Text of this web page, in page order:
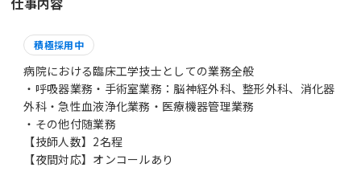
積極採用中
病院における臨床工学技士としての業務全般
・呼吸器業務・手術室業務：脳神経外科、整形外科、消化器
外科・急性血液浄化業務・医療機器管理業務
・その他付随業務
【技師人数】2名程
【夜間対応】オンコールあり